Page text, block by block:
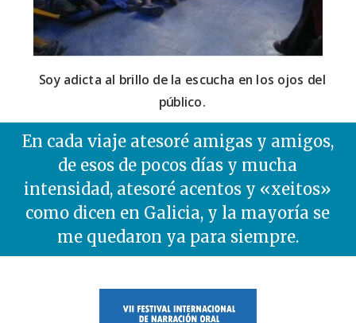
Soy adicta al brillo de la escucha en los ojos del
público.
En cada viaje atesoré amigas y amigos,
de esos de pocos días y mucha
intensidad, atesoré acentos y «xeitos»
como dicen en Galicia, y la mayoría se
me quedaron ya para siempre.